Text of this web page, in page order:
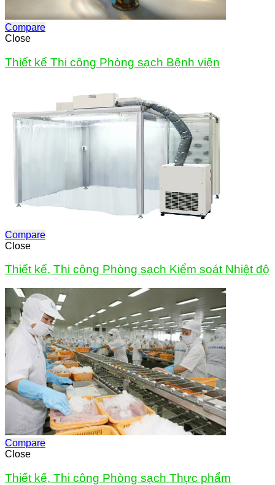
Compare
Close
Thiết kế Thi công Phòng sạch Bệnh viện
Compare
Close
Thiết kế, Thi công Phòng sạch Kiểm soát Nhiệt độ
Compare
Close
Thiết kế, Thi công Phòng sạch Thực phẩm